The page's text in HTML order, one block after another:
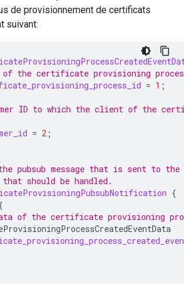
de provisionnement de certificats
suivant:
of the certificate provisioning
= 1 ;
ID to which the client of the
= 2 ;
pubsub message that is sent to
should be handled.
{
of the certificate provisioning